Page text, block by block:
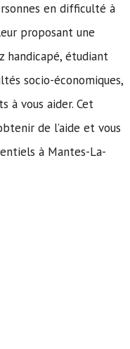
en difficulté à
proposant une
handicapé, étudiant
socio-économiques,
à vous aider. Cet
de l’aide et vous
à Mantes-La-